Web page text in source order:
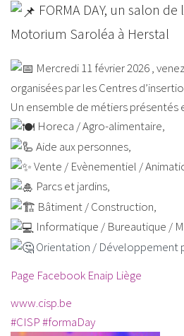
FORMA DAY, un salon
Motorium Saroléa à Herstal
Mercredi 11 février 2026 ,
organisées par les Centres
Un ensemble de métiers présentés
Horeca / Agro-alimentaire,
Aide aux personnes,
Vente / Evènementiel /
Parcs et jardins,
Bâtiment / Construction,
Informatique / Bureautique /
Orientation /
Page Facebook Enaip Liège
www.cisp.be
#CISP#formaDay